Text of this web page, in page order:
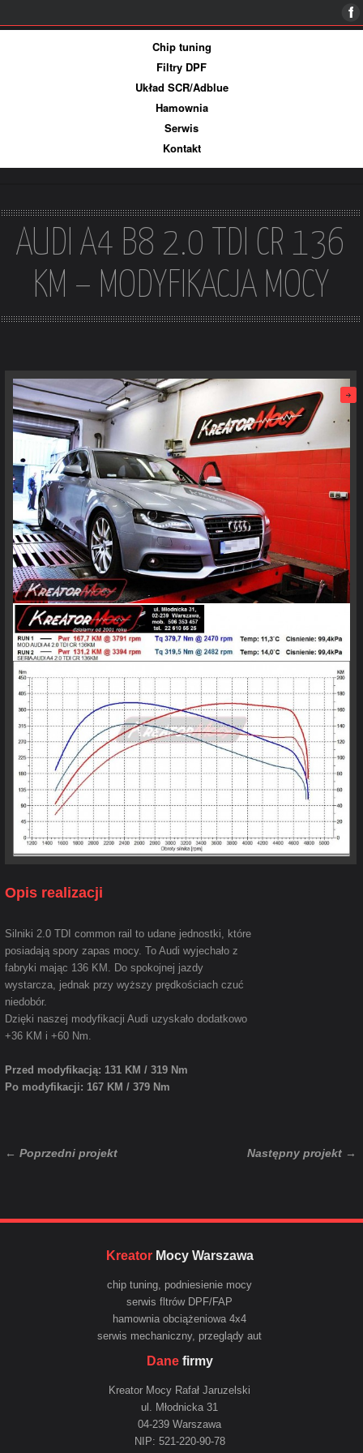
Chip tuning
Filtry DPF
Układ SCR/Adblue
Hamownia
Serwis
Kontakt
AUDI A4 B8 2.0 TDI CR 136
KM – MODYFIKACJA MOCY
Opis realizacji
Silniki 2.0 TDI common rail to udane jednostki, które
posiadają spory zapas mocy. To Audi wyjechało z
fabryki mając 136 KM. Do spokojnej jazdy
wystarcza, jednak przy wyższy prędkościach czuć
niedobór.
Dzięki naszej modyfikacji Audi uzyskało dodatkowo
+36 KM i +60 Nm.
Przed modyfikacją: 131 KM / 319 Nm
Po modyfikacji: 167 KM / 379 Nm
Następny projekt →
← Poprzedni projekt
KreatorMocy Warszawa
chip tuning, podniesienie mocy
serwis fltrów DPF/FAP
hamownia obciążeniowa 4x4
serwis mechaniczny, przeglądy aut
Danefirmy
Kreator Mocy Rafał Jaruzelski
ul. Młodnicka 31
04-239 Warszawa
NIP: 521-220-90-78
Więcej informacji Ok, rozumiem